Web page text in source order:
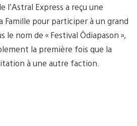
l’Astral Express a reçu une
Famille pour participer à un grand
le nom de « Festival Ôdiapason »,
la première fois que la
à une autre faction.